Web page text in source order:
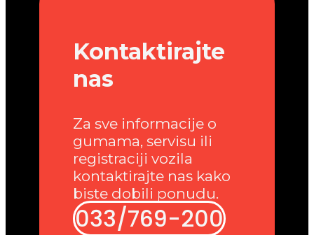
Kontaktirajte
nas
Za sve informacije o
gumama, servisu ili
registraciji vozila
kontaktirajte nas kako
biste dobili ponudu.
033/769-200